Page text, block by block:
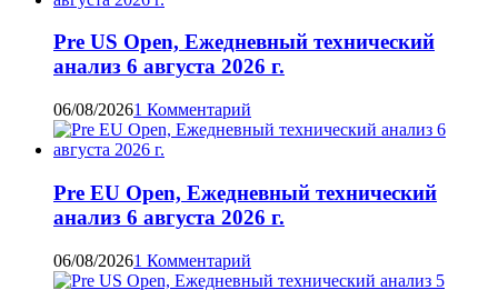
Pre US Open, Ежедневный технический
анализ 6 августа 2026 г.
06/08/20261 Комментарий
Pre EU Open, Ежедневный технический
анализ 6 августа 2026 г.
06/08/20261 Комментарий